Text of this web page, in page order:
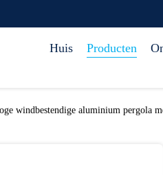
Huis Producten
windbestendige aluminium pergola